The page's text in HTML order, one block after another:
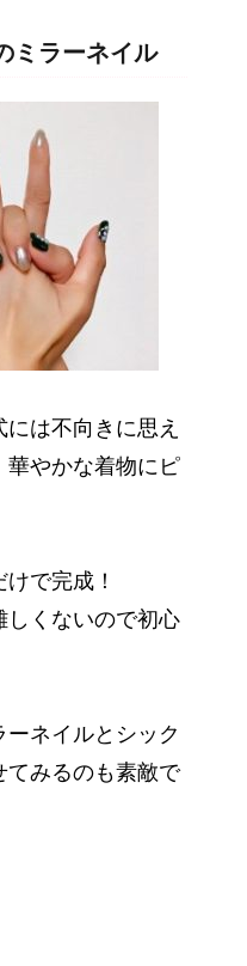
ミラーネイル
は不向きに思え
華やかな着物にピ
で完成！
しくないので初心
ネイルとシック
てみるのも素敵で